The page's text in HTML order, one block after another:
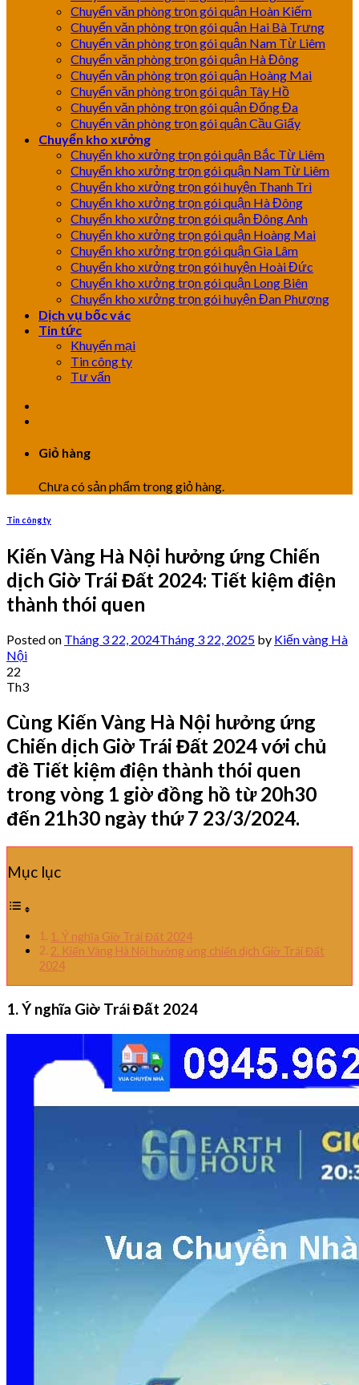
Chuyển văn phòng trọn gói quận Hoàn Kiếm
Chuyển văn phòng trọn gói quận Hai Bà Trưng
Chuyển văn phòng trọn gói quận Nam Từ Liêm
Chuyển văn phòng trọn gói quận Hà Đông
Chuyển văn phòng trọn gói quận Hoàng Mai
Chuyển văn phòng trọn gói quận Tây Hồ
Chuyển văn phòng trọn gói quận Đống Đa
Chuyển văn phòng trọn gói quận Cầu Giấy
Chuyển kho xưởng
Chuyển kho xưởng trọn gói quận Bắc Từ Liêm
Chuyển kho xưởng trọn gói quận Nam Từ Liêm
Chuyển kho xưởng trọn gói huyện Thanh Trì
Chuyển kho xưởng trọn gói quận Hà Đông
Chuyển kho xưởng trọn gói quận Đông Anh
Chuyển kho xưởng trọn gói quận Hoàng Mai
Chuyển kho xưởng trọn gói quận Gia Lâm
Chuyển kho xưởng trọn gói huyện Hoài Đức
Chuyển kho xưởng trọn gói quận Long Biên
Chuyển kho xưởng trọn gói huyện Đan Phượng
Dịch vụ bốc vác
Tin tức
Khuyến mại
Tin công ty
Tư vấn
Giỏ hàng
Chưa có sản phẩm trong giỏ hàng.
Tin công ty
Kiến Vàng Hà Nội hưởng ứng Chiến
dịch Giờ Trái Đất 2024: Tiết kiệm điện
thành thói quen
Posted on Tháng 3 22, 2024Tháng 3 22, 2025 by Kiến vàng Hà
Nội
22
Th3
Cùng Kiến Vàng Hà Nội hưởng ứng
Chiến dịch Giờ Trái Đất 2024 với chủ
đề Tiết kiệm điện thành thói quen
trong vòng 1 giờ đồng hồ từ 20h30
đến 21h30 ngày thứ 7 23/3/2024.
Mục lục
1. Ý nghĩa Giờ Trái Đất 2024
2. Kiến Vàng Hà Nội hưởng ứng chiến dịch Giờ Trái Đất
2024
1. Ý nghĩa Giờ Trái Đất 2024